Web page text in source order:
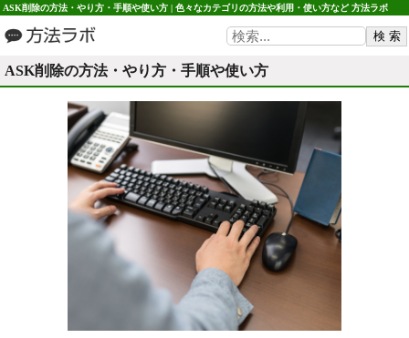
ASK削除の方法・やり方・手順や使い方 | 色々なカテゴリの方法や利用・使い方など 方法ラボ
ASK削除の方法・やり方・手順や使い方